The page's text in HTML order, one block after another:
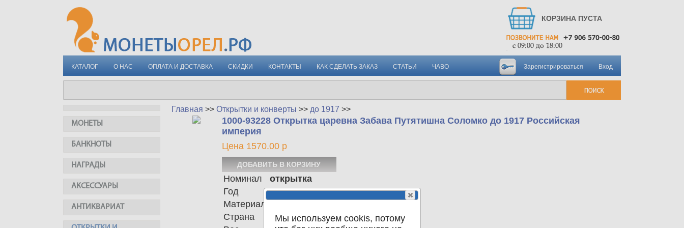
КОРЗИНА ПУСТА
КАТАЛОГ О НАС ОПЛАТА И ДОСТАВКА СКИДКИ КОНТАКТЫ КАК СДЕЛАТЬ ЗАКАЗ СТАТЬИ ЧАВО Вход
Зарегистрироваться
МОНЕТЫ
БАНКНОТЫ
НАГРАДЫ
АКСЕССУАРЫ
АНТИКВАРИАТ
Главная >> Открытки и конверты >> до 1917 >>
1000-93228 Открытка царевна Забава Путятишна Соломко до 1917 Российская
империя
Цена 1570.00 р
Номинал
открытка
Год
1917
Материал
Страна
Российская империя
Мы используем cookis, потому